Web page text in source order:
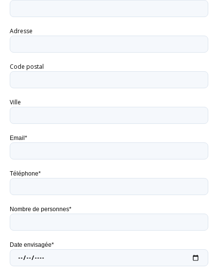
Adresse
Code postal
Ville
Email*
Téléphone*
Nombre de personnes*
Date envisagée*